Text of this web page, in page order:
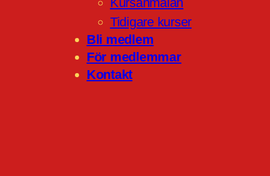
Tidigare kurser
Bli medlem
För medlemmar
Kontakt